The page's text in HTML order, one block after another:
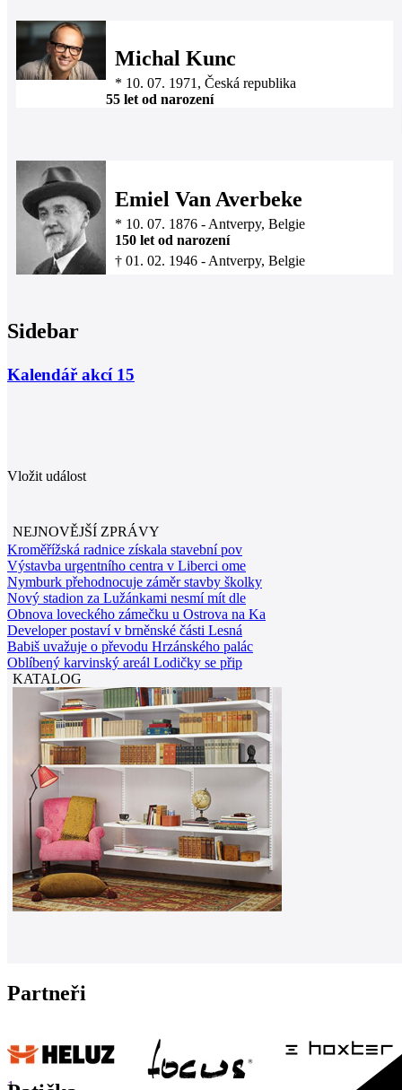
Michal Kunc
* 10. 07. 1971, Česká republika
55 let od narození
Emiel Van Averbeke
* 10. 07. 1876 - Antverpy, Belgie
150 let od narození
† 01. 02. 1946 - Antverpy, Belgie
Sidebar
Kalendář akcí 15
Vložit událost
NEJNOVĚJŠÍ ZPRÁVY
Kroměřížská radnice získala stavební pov
Výstavba urgentního centra v Liberci ome
Nymburk přehodnocuje záměr stavby školky
Nový stadion za Lužánkami nesmí mít dle
Obnova loveckého zámečku u Ostrova na Ka
Developer postaví v brněnské části Lesná
Babiš uvažuje o převodu Hrzánského palác
Oblíbený karvinský areál Lodičky se přip
KATALOG
Partneři
1